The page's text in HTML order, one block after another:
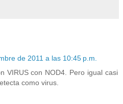
de 2011 a las 10:45 p.m.
VIRUS con NOD4. Pero igual casi
como virus.